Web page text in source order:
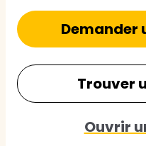
Demander
Trouver
Ouvrir